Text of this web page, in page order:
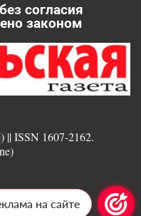
согласия
законом
|| ISSN 1607-2162.
на сайте